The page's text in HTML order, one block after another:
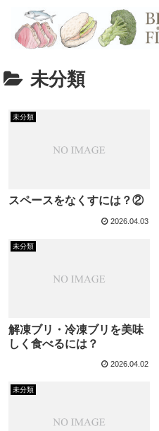
未分類
未分類
スペースをなくすには？②
2026.04.03
未分類
解凍ブリ・冷凍ブリを美味
しく食べるには？
2026.04.02
未分類